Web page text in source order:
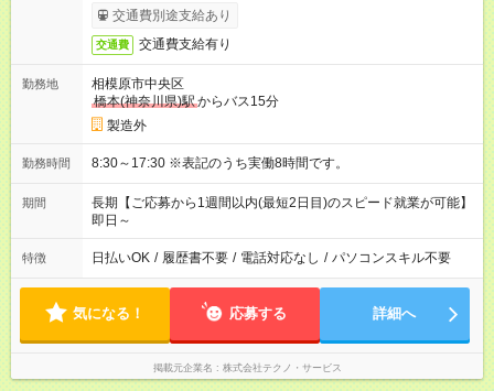
交通費別途支給あり
交通費 交通費支給有り
勤務地
相模原市中央区
橋本(神奈川県)駅からバス15分
製造外
勤務時間 8:30～17:30 ※表記のうち実働8時間です。
期間
長期【ご応募から1週間以内(最短2日目)のスピード就業が可能】
即日～
特徴 日払いOK / 履歴書不要 / 電話対応なし / パソコンスキル不要
気になる！ 応募する 詳細へ
掲載元企業名 株式会社テクノ・サービス